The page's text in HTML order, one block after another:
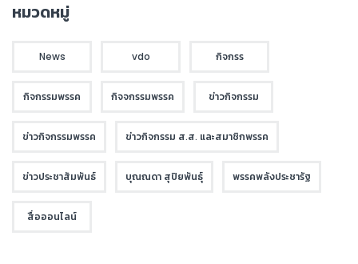
หมวดหมู่
News vdo กิจกรร
กิจกรรมพรรค กิจจกรรมพรรค ข่าวกิจกรรม
ข่าวกิจกรรมพรรค ข่าวกิจกรรม ส.ส. และสมาชิกพรรค
ข่าวประชาสัมพันธ์ บุณณดา สุปิยพันธุ์ พรรคพลังประชารัฐ
สื่อออนไลน์